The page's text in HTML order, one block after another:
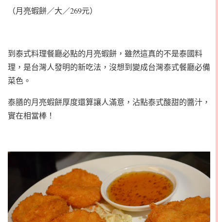
（月亮蝦餅／大／269元）
到泰式料理餐廳必點的月亮蝦餅，雖然這真的不是泰國料
理，是台灣人發明的新吃法，沒想到變成台灣泰式餐廳必備
菜色。
泰膳的月亮蝦餅厚度還算讓人滿意，沾點泰式酸甜的醬汁，
實在相當棒！